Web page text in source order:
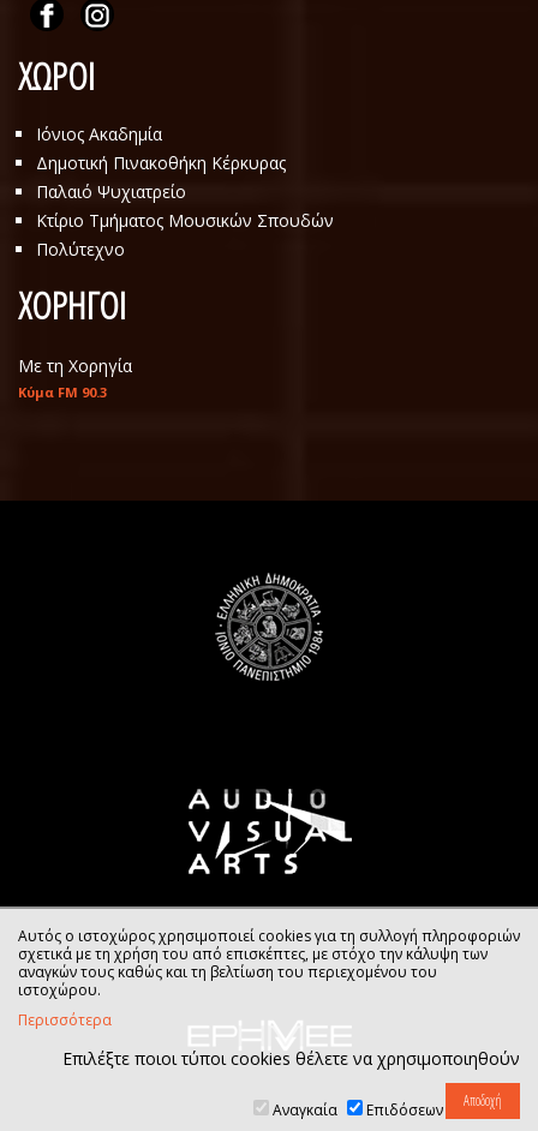
ΧΩΡΟΙ
Ιόνιος Ακαδημία
Δημοτική Πινακοθήκη Κέρκυρας
Παλαιό Ψυχιατρείο
Κτίριο Τμήματος Μουσικών Σπουδών
Πολύτεχνο
ΧΟΡΗΓΟΙ
Με τη Χορηγία
Κύμα FM 90.3
Αυτός ο ιστοχώρος χρησιμοποιεί cookies για τη συλλογή πληροφοριών
σχετικά με τη χρήση του από επισκέπτες, με στόχο την κάλυψη των
αναγκών τους καθώς και τη βελτίωση του περιεχομένου του
ιστοχώρου.
Περισσότερα
Επιλέξτε ποιοι τύποι cookies θέλετε να χρησιμοποιηθούν
Αναγκαία Επιδόσεων